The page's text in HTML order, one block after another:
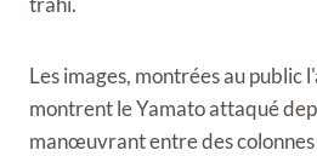
Les images, montrées au public
montrent le Yamato attaqué
manœuvrant entre des colonnes